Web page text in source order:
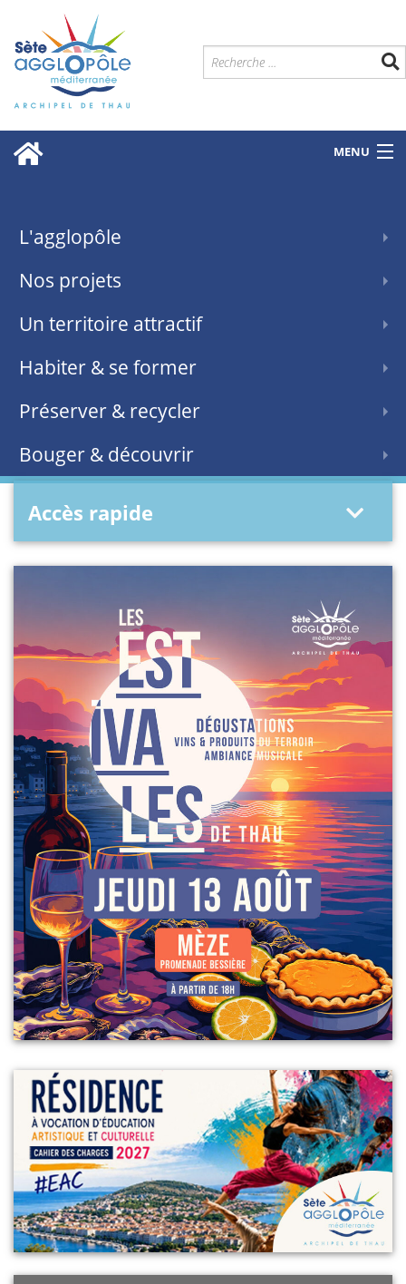
MENU
L'agglopôle
Nos projets
Un territoire attractif
Habiter & se former
Préserver & recycler
Bouger & découvrir
Accès rapide